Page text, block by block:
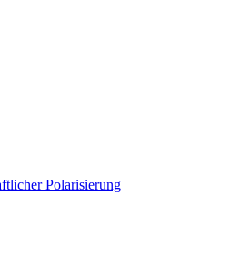
Polarisierung